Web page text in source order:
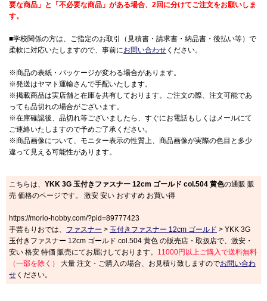
要な商品」と「不必要な商品」がある場合、2回に分けてご注文をお願いしま
す。
■学校関係の方は、ご指定のお取引（見積書・請求書・納品書・後払い等）で
柔軟に対応いたしますので、事前にお問い合わせ ください。
※商品の表紙・パッケージが変わる場合があります。
※発送はヤマト運輸さんで手配いたします。
※掲載商品は実店舗と在庫を共有しております。ご注文の際、注文可能であ
っても品切れの場合がございます。
※在庫確認後、品切れ等ございましたら、すぐにお電話もしくはメールにて
ご連絡いたしますので予めご了承ください。
※商品画像について、モニター表示の性質上、商品画像が実際の色目と多少
違って見える可能性があります。
こちらは、 YKK 3G 玉付きファスナー 12cm ゴールド col.504 黄色の通販 販
売 価格のページです。 激安 安い おすすめ お買い得
https://morio-hobby.com/?pid=89777423
手芸もりおでは、 ファスナー > 玉付きファスナー 12cm ゴールド > YKK 3G
玉付きファスナー 12cm ゴールド col.504 黄色 の販売店・取扱店で、激安・
安い 格安 特価 販売にてお届けしております。 11000円以上ご購入で送料無料
（一部を除く）
大量 注文・ご購入の場合、お見積り致しますのでお問い合わ
せ ください。